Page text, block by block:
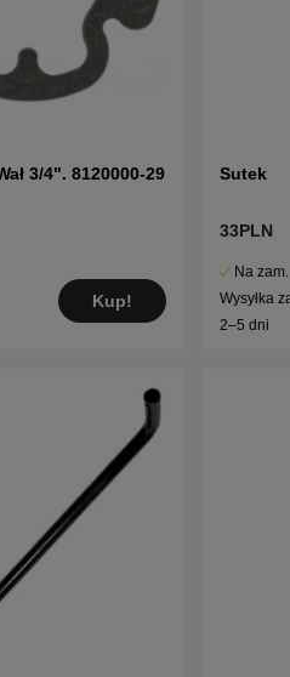
3/4". 8120000-29
Kup!
Sutek
33PLN
Na zam.
Wysyłka
2–5 dni